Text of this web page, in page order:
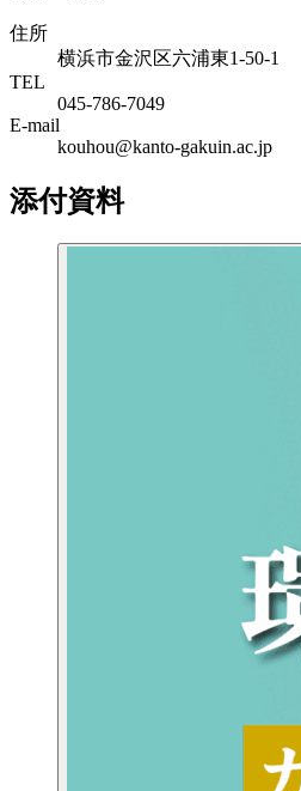
住所
横浜市金沢区六浦東1-50-1
TEL
045-786-7049
E-mail
kouhou@kanto-gakuin.ac.jp
添付資料